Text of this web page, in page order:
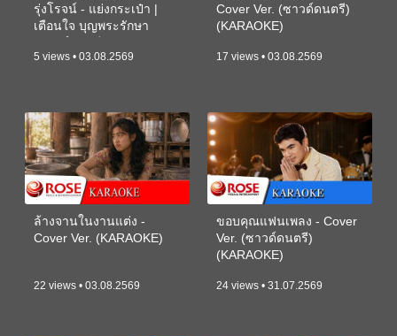
รุ่งโรจน์ - แย่งกระเป๋า |
เตือนใจ บุญพระรักษา
5 views • 03.08.2569
Cover Ver. (ซาวด์ดนตรี)
(KARAOKE)
17 views • 03.08.2569
ล้างจานในงานแต่ง -
Cover Ver. (KARAOKE)
22 views • 03.08.2569
ขอบคุณแฟนเพลง - Cover
Ver. (ซาวด์ดนตรี)
(KARAOKE)
24 views • 31.07.2569